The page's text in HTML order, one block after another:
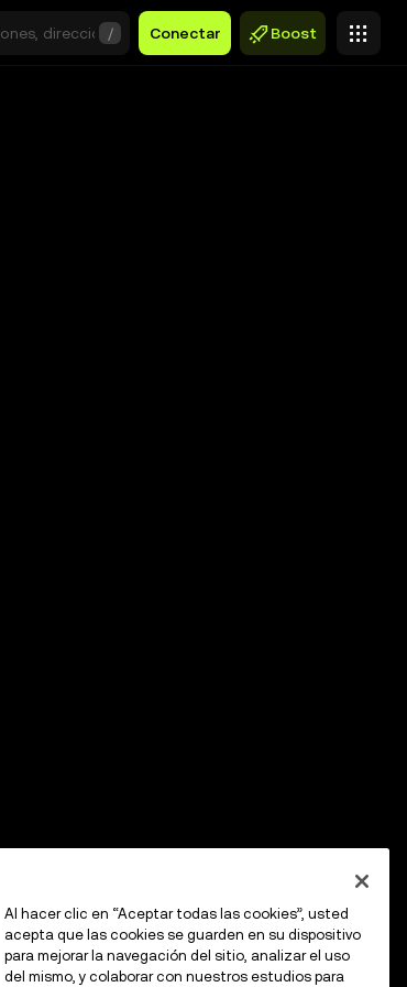
/ Conectar Boost
Al hacer clic en “Aceptar todas las cookies”, usted
acepta que las cookies se guarden en su dispositivo
para mejorar la navegación del sitio, analizar el uso
del mismo, y colaborar con nuestros estudios para